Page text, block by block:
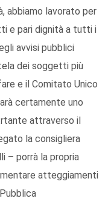
abbiamo lavorato per
e pari dignità a tutti i
avvisi pubblici
dei soggetti più
e il Comitato Unico
certamente uno
attraverso il
la consigliera
– porrà la propria
atteggiamenti